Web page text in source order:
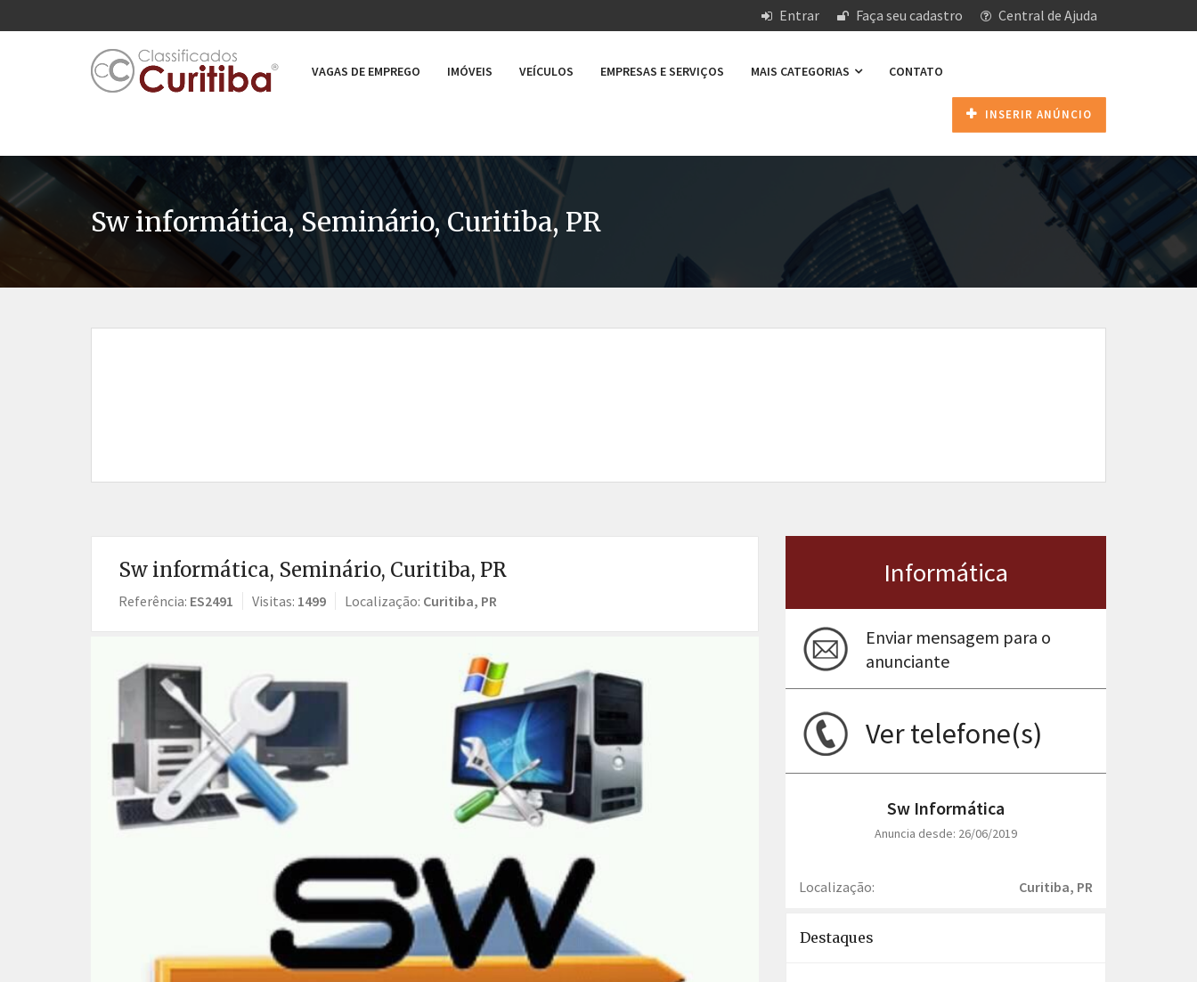
Entrar Faça seu cadastro Central de Ajuda
VAGAS DE EMPREGO IMÓVEIS VEÍCULOS EMPRESAS E SERVIÇOS MAIS CATEGORIAS CONTATO
INSERIR ANÚNCIO
Sw informática, Seminário, Curitiba, PR
Sw informática, Seminário, Curitiba, PR
Referência: ES2491 Visitas: 1499 Localização: Curitiba, PR
Informática
Enviar mensagem para o
anunciante
Ver telefone(s)
Sw Informática
Anuncia desde: 26/06/2019
Localização: Curitiba, PR
Destaques